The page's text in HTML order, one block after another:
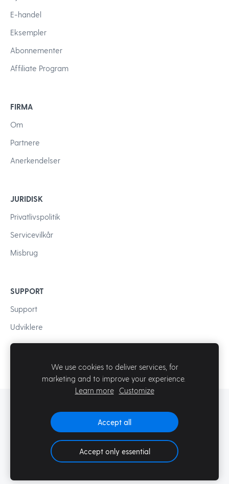
E-handel
Eksempler
Abonnementer
Affiliate Program
FIRMA
Om
Partnere
Anerkendelser
JURIDISK
Privatlivspolitik
Servicevilkår
Misbrug
SUPPORT
Support
Udviklere
We use cookies to deliver services, for
marketing and to improve your experience.
Learn more Customize
Accept all
Accept only essential